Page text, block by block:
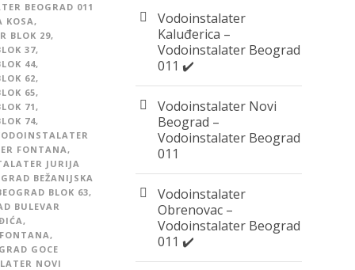
BEOGRAD 011
KOSA,
BLOK 29,
37,
44,
62,
65,
71,
74,
FONTANA,
JURIJA
BEŽANIJSKA
BLOK 63,
BULEVAR
,
,
GOCE
NOVI
Vodoinstalater
Kaluđerica –
Vodoinstalater Beograd
011 ✔️
Vodoinstalater Novi
Beograd –
Vodoinstalater Beograd
011
Vodoinstalater
Obrenovac –
Vodoinstalater Beograd
011 ✔️